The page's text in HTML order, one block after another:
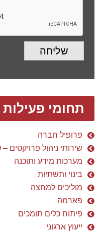
שליחה
תחומי פעילות
פרופיל חברה
שירותי ניהול פרויקטים – PMO
מערכות מידע ותוכנה
בינוי ותשתיות
מוליכים למחצה
פארמה
פיתוח כלים תומכים
ייעוץ ארגוני